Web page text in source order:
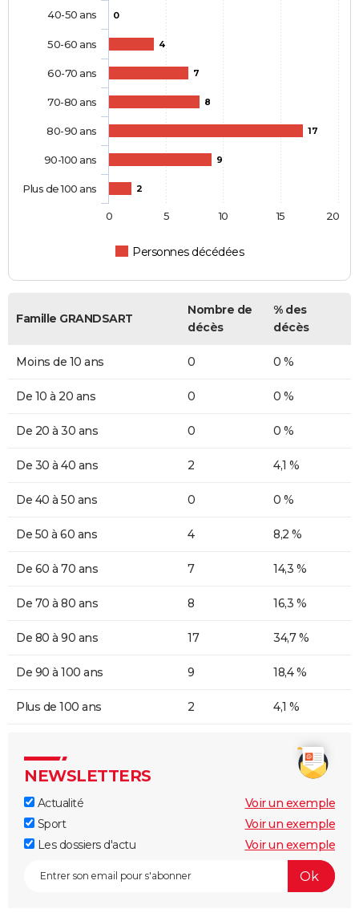
0
4
7
8
17
9
2
Personnes décédées
40-50 ans
50-60 ans
60-70 ans
70-80 ans
80-90 ans
90-100 ans
Plus de 100 ans
0 5 10 15 20
Famille GRANDSART
Nombre de
décès
% des
décès
Moins de 10 ans 0 0 %
De 10 à 20 ans 0 0 %
De 20 à 30 ans 0 0 %
De 30 à 40 ans 2 4,1 %
De 40 à 50 ans 0 0 %
De 50 à 60 ans 4 8,2 %
De 60 à 70 ans 7 14,3 %
De 70 à 80 ans 8 16,3 %
De 80 à 90 ans 17 34,7 %
De 90 à 100 ans 9 18,4 %
Plus de 100 ans 2 4,1 %
NEWSLETTERS
Actualité
Voir un exemple
Sport
Voir un exemple
Les dossiers d'actu
Voir un exemple